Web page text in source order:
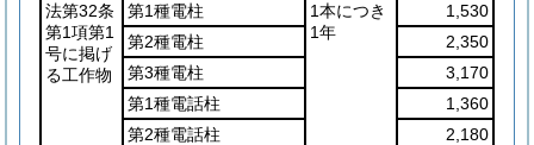
法第32条
第1項第1
号に掲げ
る工作物
第1種電柱
1本につき
1年
1,530
第2種電柱
2,350
第3種電柱
3,170
第1種電話柱
1,360
第2種電話柱
2,180